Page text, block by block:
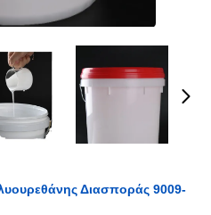
Διασποράς 9009-